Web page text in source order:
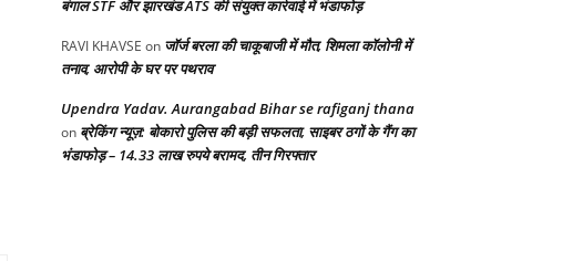
बंगाल STF और झारखंड ATS की संयुक्त कार्रवाई में भंडाफोड़
RAVI KHAVSE on जॉर्ज बरला की चाकूबाजी में मौत, शिमला कॉलोनी में
तनाव, आरोपी के घर पर पथराव
Upendra Yadav. Aurangabad Bihar se rafiganj thana
on ब्रेकिंग न्यूज़: बोकारो पुलिस की बड़ी सफलता, साइबर ठगों के गैंग का
भंडाफोड़ – 14.33 लाख रुपये बरामद, तीन गिरफ्तार